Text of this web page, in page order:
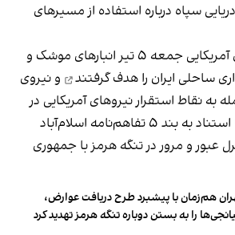
سپاه درباره استفاده از مسیرهای
در ادامه، جنگنده‌های آمریکایی جمعه ۵ تیر انبارهای موشک و
ساحلی ایران را هدف گرفتند
و نیروی
به نقاط استقرار نیروهای آمریکایی در
منطقه پاسخ داد و با استناد به بند ۵ تفاهم‌نامه اسلام‌آباد
عبور و مرور در تنگه هرمز با جمهوری
هم‌زمان با پیشبرد طرح دریافت عوارض،
را به بستن دوباره تنگه هرمز تهدید کرد